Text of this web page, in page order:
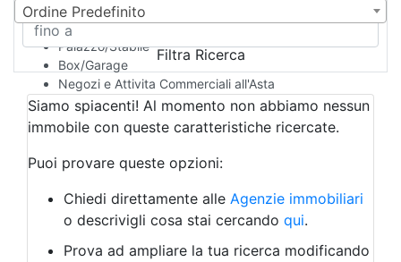
Camera d'Albergo
Multiproprietà
Palazzo/Stabile
Box/Garage
Negozi e Attivita Commerciali all'Asta
Qualsiasi
Attività/Licenza Commerciale
Azienda Agricola
Bar/Ristorante
Albergo
Laboratorio Artigianale
Negozio/locale commerciale
Agriturismo
Ordine Predefinito
Filtra Ricerca
Siamo spiacenti! Al momento non abbiamo nessun
immobile con queste caratteristiche ricercate.
Puoi provare queste opzioni:
Chiedi direttamente alle Agenzie immobiliari
o descrivigli cosa stai cercando qui.
Prova ad ampliare la tua ricerca modificando